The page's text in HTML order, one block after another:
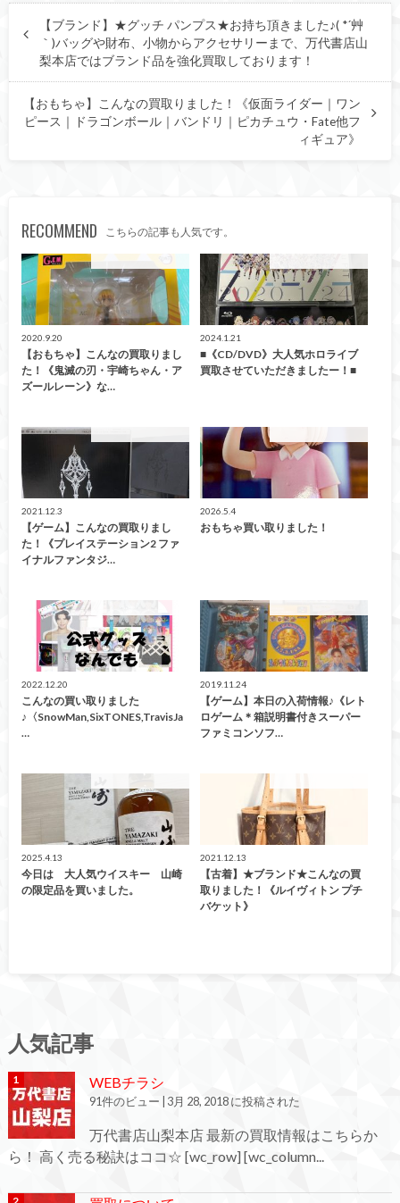
【ブランド】★グッチ パンプス★お持ち頂きました♪( *´艸
｀)バッグや財布、小物からアクセサリーまで、万代書店山
梨本店ではブランド品を強化買取しております！
【おもちゃ】こんなの買取りました！《仮面ライダー｜ワン
ピース｜ドラゴンボール｜バンドリ｜ピカチュウ・Fate他フ
ィギュア》
RECOMMEND こちらの記事も人気です。
2020.9.20
【おもちゃ】こんなの買取りまし
た！《鬼滅の刃・宇崎ちゃん・ア
ズールレーン》な…
2024.1.21
■《CD/DVD》大人気ホロライブ
買取させていただきましたー！■
2021.12.3
【ゲーム】こんなの買取りまし
た！《プレイステーション2 ファ
イナルファンタジ…
2026.5.4
おもちゃ買い取りました！
2022.12.20
こんなの買い取りました
♪〈SnowMan,SixTONES,TravisJa
…
2019.11.24
【ゲーム】本日の入荷情報♪《レト
ロゲーム＊箱説明書付きスーパー
ファミコンソフ…
2025.4.13
今日は 大人気ウイスキー 山崎
の限定品を買いました。
2021.12.13
【古着】★ブランド★こんなの買
取りました！《ルイヴィトン プチ
バケット》
人気記事
WEBチラシ
91件のビュー 3月 28, 2018 に投稿された
万代書店山梨本店 最新の買取情報はこちらか
ら！ 高く売る秘訣はココ☆ [wc_row] [wc_column...